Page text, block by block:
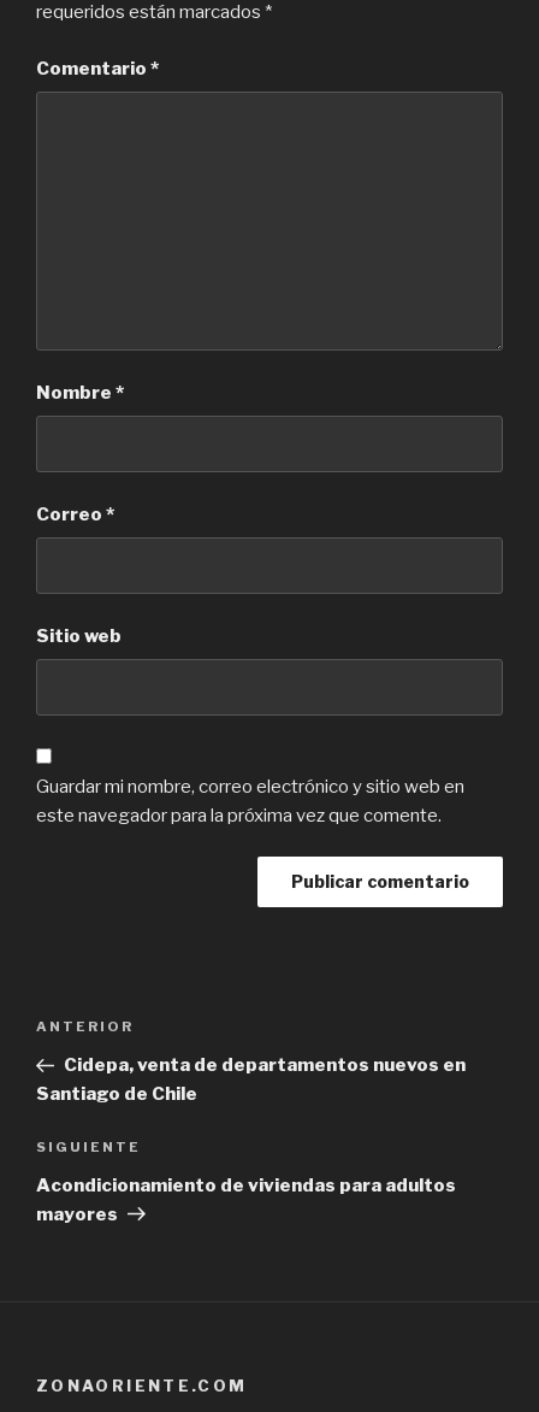
requeridos están marcados *
Comentario *
Nombre *
Correo *
Sitio web
Guardar mi nombre, correo electrónico y sitio web en
este navegador para la próxima vez que comente.
entradas
Previous
Post
ANTERIOR
Cidepa, venta de departamentos nuevos en
Santiago de Chile
Next
Post
SIGUIENTE
Acondicionamiento de viviendas para adultos
mayores
ZONAORIENTE.COM